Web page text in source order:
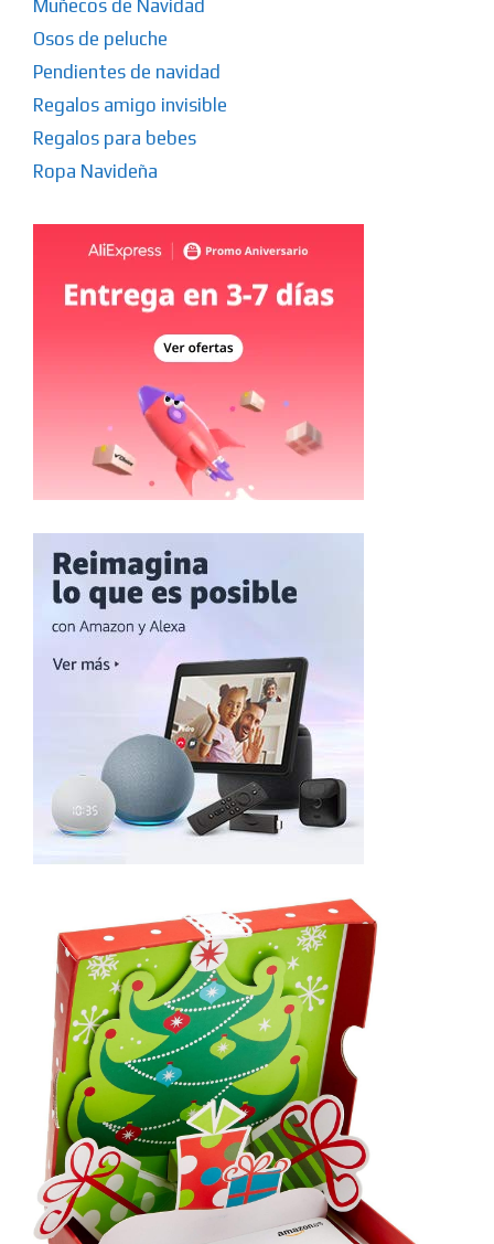
Muñecos de Navidad
Osos de peluche
Pendientes de navidad
Regalos amigo invisible
Regalos para bebes
Ropa Navideña